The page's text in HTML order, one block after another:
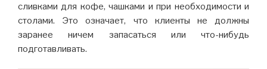
сливками для кофе, чашками и при необходимости и
столами. Это означает, что клиенты не должны
заранее ничем запасаться или что-нибудь
подготавливать.